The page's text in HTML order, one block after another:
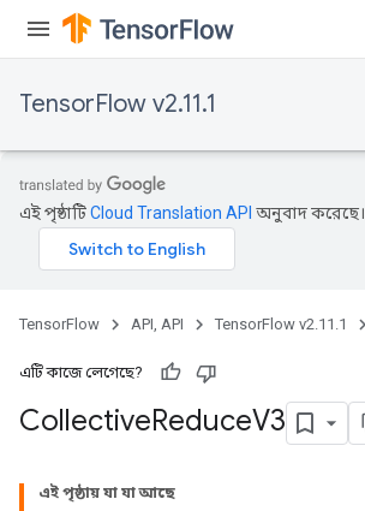
TensorFlow v2.11.1
এই পৃষ্ঠাটিCloud Translation API অনুবাদ করেছে।
TensorFlow API, API TensorFlow v2.11.1
এটি কাজে লেগেছে?
CollectiveReduceV3
এই পৃষ্ঠায় যা যা আছে